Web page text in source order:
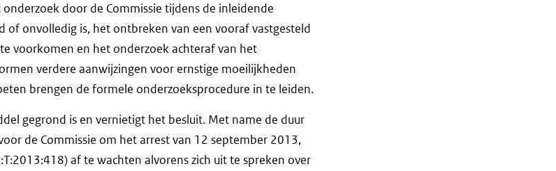
door de Commissie tijdens de inleidende
of onvolledig is, het ontbreken van een vooraf vastgesteld
voorkomen en het onderzoek achteraf van het
verdere aanwijzingen voor ernstige moeilijkheden
brengen de formele onderzoeksprocedure in te leiden.
gegrond is en vernietigt het besluit. Met name de duur
de Commissie om het arrest van 12 september 2013,
af te wachten alvorens zich uit te spreken over